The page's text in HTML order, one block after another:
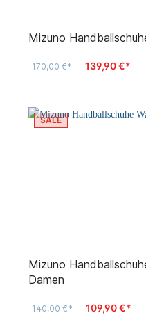
Mizuno
170,00 €* 139,90 €*
SALE
Mizuno
Damen
140,00 €* 109,90 €*